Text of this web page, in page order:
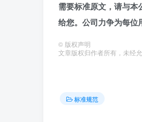
需要标准原文，请与本
给您。公司力争为每位
© 版权声明
文章版权归作者所有，未经允
标准规范